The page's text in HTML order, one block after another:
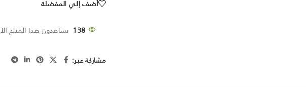
أضف إلي المفضلة
138 يشاهدون هذا المنتج
مشاركة عبر: